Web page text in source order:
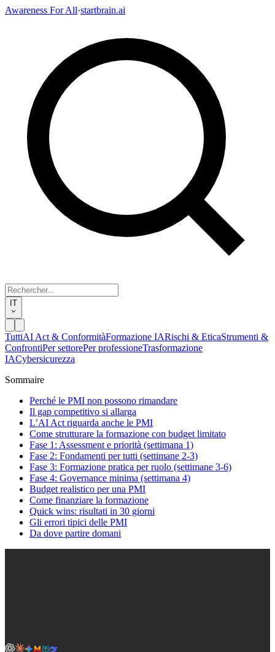
Awareness For All·startbrain.ai
IT
TuttiAI Act & ConformitàFormazione IARischi & EticaStrumenti &
ConfrontiPer settorePer professioneTrasformazione
IACybersicurezza
Sommaire
Perché le PMI non possono rimandare
Il gap competitivo si allarga
L’AI Act riguarda anche le PMI
Come strutturare la formazione con budget limitato
Fase 1: Assessment e priorità (settimana 1)
Fase 2: Fondamenti per tutti (settimane 2-3)
Fase 3: Formazione pratica per ruolo (settimane 3-6)
Fase 4: Governance minima (settimana 4)
Budget realistico per una PMI
Come finanziare la formazione
Quick wins: risultati in 30 giorni
Gli errori tipici delle PMI
Da dove partire domani